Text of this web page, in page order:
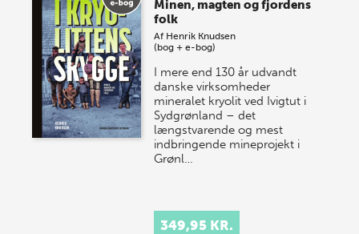
Minen, magten og fjordens
folk
Af Henrik Knudsen
(bog + e-bog)
I mere end 130 år udvandt
danske virksomheder
mineralet kryolit ved Ivigtut i
Sydgrønland – det
længstvarende og mest
indbringende mineprojekt i
Grønl…
349,95 KR.